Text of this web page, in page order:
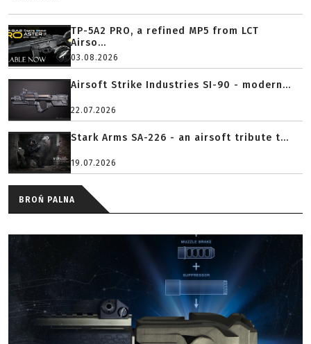
TP-5A2 PRO, a refined MP5 from LCT
Airso...
03.08.2026
Airsoft Strike Industries SI-90 - modern...
22.07.2026
Stark Arms SA-226 - an airsoft tribute t...
19.07.2026
BROŃ PALNA